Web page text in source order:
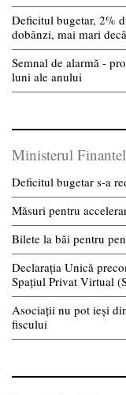
Deficitul bugetar, 2%
dobânzi, mai mari
Semnal de alarmă -
luni ale anului
Ministerul
Deficitul bugetar s-a
Măsuri pentru
Bilete la băi pentru
Declarația Unică
Spațiul Privat Virtual
Asociații nu pot ieși
fiscului